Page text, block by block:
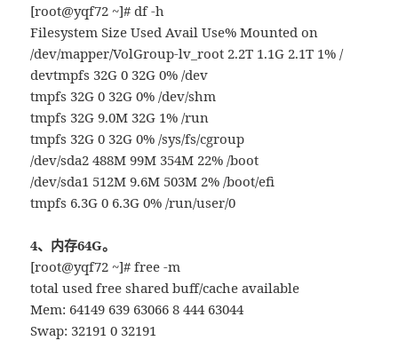
[root@yqf72 ~]# df -h
Filesystem Size Used Avail Use% Mounted on
/dev/mapper/VolGroup-lv_root 2.2T 1.1G 2.1T 1% /
devtmpfs 32G 0 32G 0% /dev
tmpfs 32G 0 32G 0% /dev/shm
tmpfs 32G 9.0M 32G 1% /run
tmpfs 32G 0 32G 0% /sys/fs/cgroup
/dev/sda2 488M 99M 354M 22% /boot
/dev/sda1 512M 9.6M 503M 2% /boot/efi
tmpfs 6.3G 0 6.3G 0% /run/user/0
4、内存64G。
[root@yqf72 ~]# free -m
total used free shared buff/cache available
Mem: 64149 639 63066 8 444 63044
Swap: 32191 0 32191